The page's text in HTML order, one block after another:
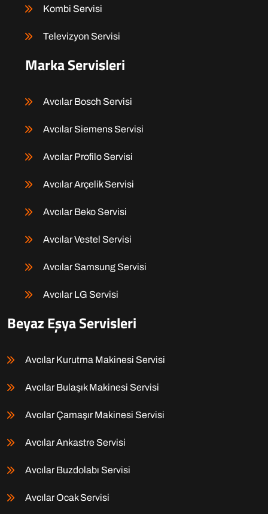
Kombi Servisi
Televizyon Servisi
Marka Servisleri
Avcılar Bosch Servisi
Avcılar Siemens Servisi
Avcılar Profilo Servisi
Avcılar Arçelik Servisi
Avcılar Beko Servisi
Avcılar Vestel Servisi
Avcılar Samsung Servisi
Avcılar LG Servisi
Beyaz Eşya Servisleri
Avcılar Kurutma Makinesi Servisi
Avcılar Bulaşık Makinesi Servisi
Avcılar Çamaşır Makinesi Servisi
Avcılar Ankastre Servisi
Avcılar Buzdolabı Servisi
Avcılar Ocak Servisi